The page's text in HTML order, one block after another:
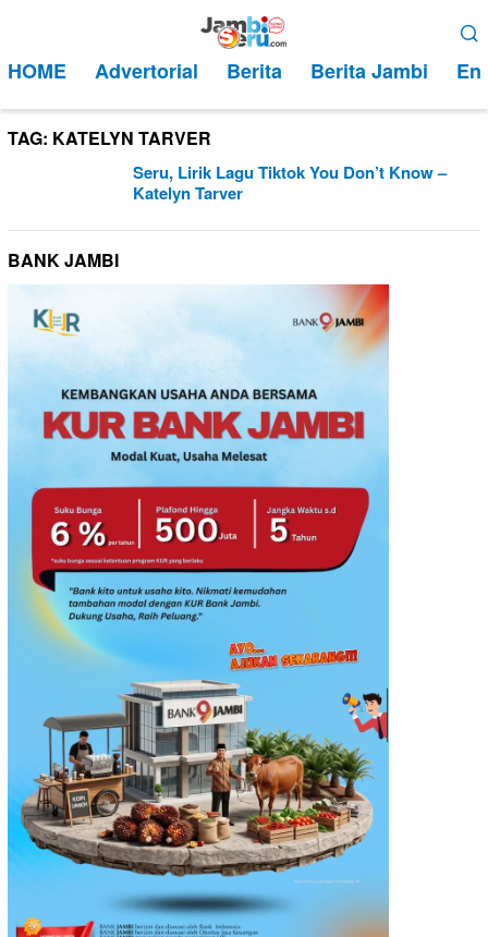
kontenMobile
HOME Advertorial Berita Berita Jambi
TAG: KATELYN TARVER
Seru, Lirik Lagu Tiktok You Don’t Know –
Katelyn Tarver
BANK JAMBI